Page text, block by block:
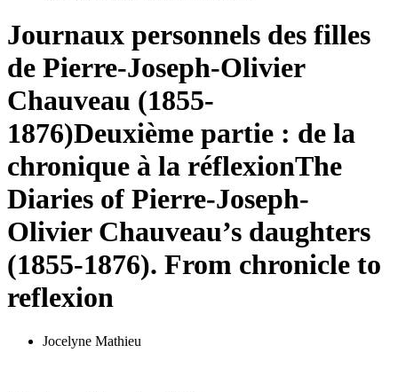
Journaux personnels des filles
de Pierre‑Joseph‑Olivier
Chauveau (1855-
1876)Deuxième partie : de la
chronique à la réflexionThe
Diaries of Pierre-Joseph-
Olivier Chauveau’s daughters
(1855-1876). From chronicle to
reflexion
Jocelyne Mathieu